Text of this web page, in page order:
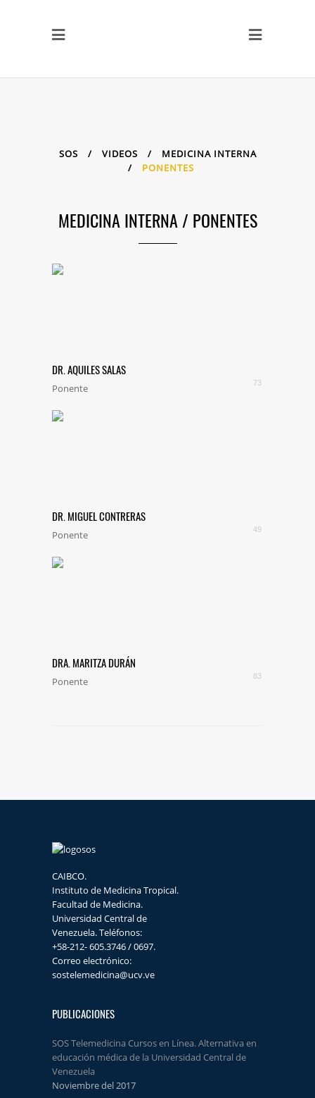
SOS / VIDEOS /
MEDICINA INTERNA
/
PONENTES
MEDICINA INTERNA / PONENTES
DR. AQUILES SALAS
Ponente 73
DR. MIGUEL CONTRERAS
Ponente 49
DRA. MARITZA DURÁN
Ponente 83
CAIBCO.
Instituto de Medicina Tropical.
Facultad de Medicina.
Universidad Central de
Venezuela. Teléfonos:
+58-212- 605.3746 / 0697.
Correo electrónico:
sostelemedicina@ucv.ve
PUBLICACIONES
SOS Telemedicina Cursos en Línea. Alternativa en
educación médica de la Universidad Central de
Venezuela
Noviembre del 2017